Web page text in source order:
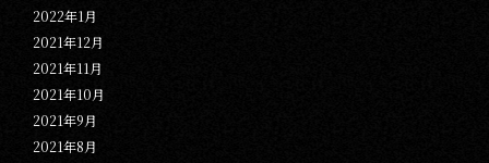
2022年1月
2021年12月
2021年11月
2021年10月
2021年9月
2021年8月